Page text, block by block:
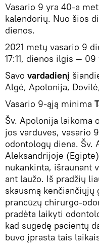
Vasario 9 yra 40-a
kalendorių. Nuo šios
dienos.
2021 metų vasario 9
17:11, dienos ilgis —
Savo vardadienį
Algė, Apolonija,
Vasario 9-ąją minima
Šv. Apolonija laikoma
jos varduves, vasario
odontologų diena. Šv.
Aleksandrijoje
nukankinta, išraunant
ant laužo. Iš pradžių
skausmą kenčiančiųjų
prancūzų chirurgo-
pradėta laikyti
kad sugedę pacientų
buvo įprasta tais